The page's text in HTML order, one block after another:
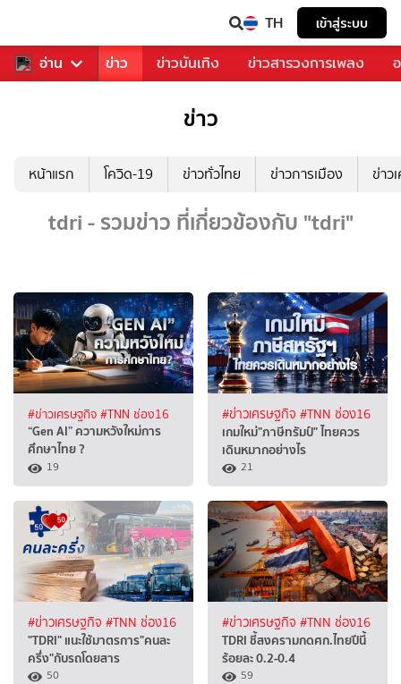
TH เข้าสู่ระบบ
อ่าน
คุณ กีฬา ข่าว ข่าวบันเทิง ข่าวสารวงการเพลง
ข่าว
หน้าแรก โควิด-19 ข่าวทั่วไทย ข่าวการเมือง ข่าว
tdri - รวมข่าว ที่เกี่ยวข้องกับ "tdri"
#ข่าวเศรษฐกิจ #TNN ช่อง16
“Gen AI” ความหวังใหม่การ
ศึกษาไทย ?
19
#ข่าวเศรษฐกิจ #TNN ช่อง16
เกมใหม่"ภาษีทรัมป์" ไทยควร
เดินหมากอย่างไร
21
#ข่าวเศรษฐกิจ #TNN ช่อง16
"TDRI" แนะใช้มาตรการ"คนละ
ครึ่ง"กับรถโดยสาร
50
#ข่าวเศรษฐกิจ #TNN ช่อง16
TDRI ชี้สงครามกดศก.ไทยปีนี้
ร้อยละ 0.2-0.4
59